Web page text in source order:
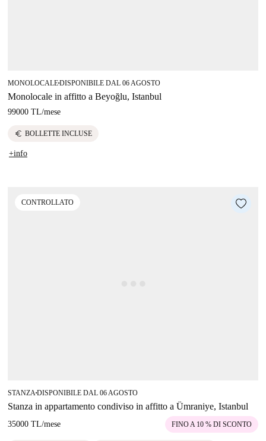
MONOLOCALE■DISPONIBILE DAL 06 AGOSTO
Monolocale in affitto a Beyoğlu, Istanbul
99000 TL/mese
euro BOLLETTE INCLUSE
+info
CONTROLLATO
STANZA■DISPONIBILE DAL 06 AGOSTO
Stanza in appartamento condiviso in affitto a Ümraniye, Istanbul
35000 TL/mese FINO A 10 % DI SCONTO